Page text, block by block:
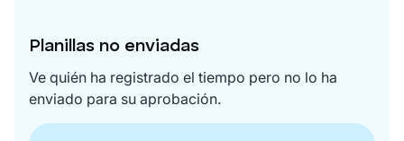
Planillas no enviadas
Ve quién ha registrado el tiempo pero no lo ha
enviado para su aprobación.